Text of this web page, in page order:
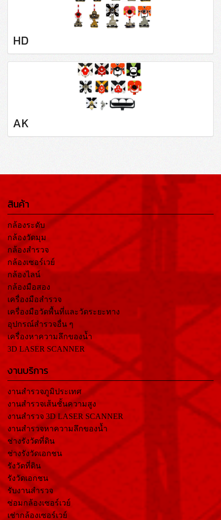
HD
AK
สินค้า
กล้องระดับ
กล้องวัดมุม
กล้องสำรวจ
กล้องเซอร์เวย์
กล้องไลน์
กล้องมือสอง
เครื่องมือสำรวจ
เครื่องมือวัดพื้นที่และวัดระยะทาง
อุปกรณ์สำรวจอื่น ๆ
เครื่องหาความลึกของน้ำ
3D LASER SCANNER
งานบริการ
งานสำรวจภูมิประเทศ
งานสำรวจเส้นชั้นความสูง
งานสำรวจ 3D LASER SCANNER
งานสำรวจหาความลึกของน้ำ
ช่างรังวัดที่ดิน
ช่างรังวัดเอกชน
รังวัดที่ดิน
รังวัดเอกชน
รับงานสำรวจ
ซ่อมกล้องเซอร์เวย์
เช่ากล้องเซอร์เวย์